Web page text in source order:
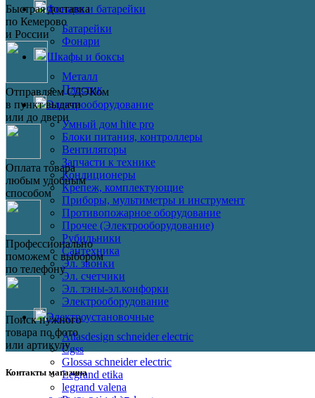
Фонари и батарейки
Батарейки
Фонари
Шкафы и боксы
Металл
Пластик
Электрооборудование
Умный дом hite pro
Блоки питания, контроллеры
Вентиляторы
Запчасти к технике
Кондиционеры
Крепеж, комплектующие
Приборы, мультиметры и инструмент
Противопожарное оборудование
Прочее (Электрооборудование)
Рубильники
Сантехника
Эл. звонки
Эл. счетчики
Эл. тэны-эл.конфорки
Электрооборудование
Электроустановочные
Atlasdesign schneider electric
Cgss
Glossa schneider electric
Legrand etika
legrand valena
Быстрая доставка
по Кемерово
и России
Отправляем СДЭКом
в пункт выдачи
или до двери
Оплата товара
любым удобным
способом
Профессионально
поможем с выбором
по телефону
Поиск нужного
товара по фото
или артикулу
Контакты магазина